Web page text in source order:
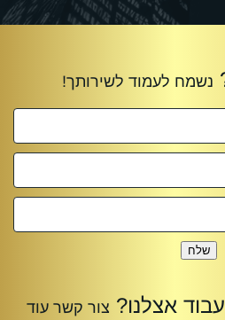
שלח